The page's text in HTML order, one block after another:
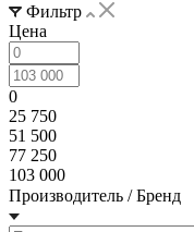
Фильтр
Цена
0
25 750
51 500
77 250
103 000
Производитель / Бренд